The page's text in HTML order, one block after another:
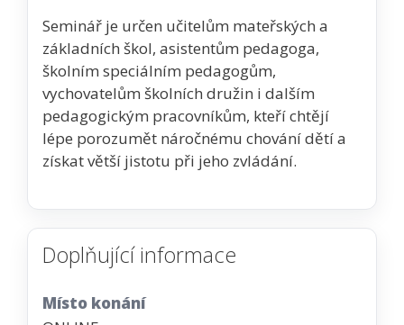
Seminář je určen učitelům mateřských a
základních škol, asistentům pedagoga,
školním speciálním pedagogům,
vychovatelům školních družin i dalším
pedagogickým pracovníkům, kteří chtějí
lépe porozumět náročnému chování dětí a
získat větší jistotu při jeho zvládání.
Doplňující informace
Místo konání